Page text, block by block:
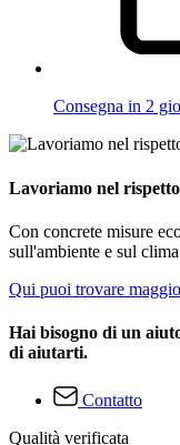
Consegna in 2
Lavoriamo nel
Con concrete misure
sull'ambiente e sul
Qui puoi trovare
Hai bisogno di un
di aiutarti.
Contatto
Qualità verificata